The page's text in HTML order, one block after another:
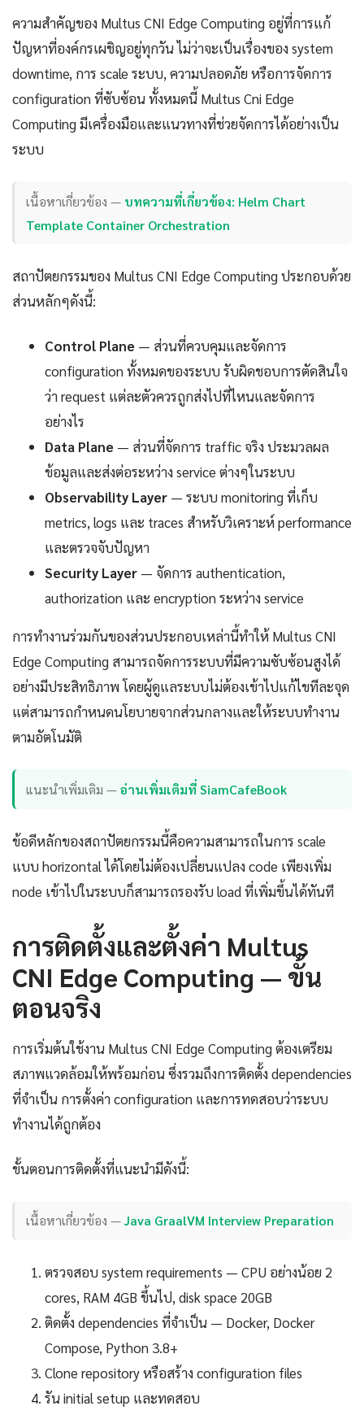
ความสำคัญของ Multus CNI Edge Computing อยู่ที่การแก้
ปัญหาที่องค์กรเผชิญอยู่ทุกวัน ไม่ว่าจะเป็นเรื่องของ system
downtime, การ scale ระบบ, ความปลอดภัย หรือการจัดการ
configuration ที่ซับซ้อน ทั้งหมดนี้ Multus Cni Edge
Computing มีเครื่องมือและแนวทางที่ช่วยจัดการได้อย่างเป็น
ระบบ
เนื้อหาเกี่ยวข้อง — บทความที่เกี่ยวข้อง: Helm Chart
Template Container Orchestration
สถาปัตยกรรมของ Multus CNI Edge Computing ประกอบด้วย
ส่วนหลักๆดังนี้:
Control Plane — ส่วนที่ควบคุมและจัดการ
configuration ทั้งหมดของระบบ รับผิดชอบการตัดสินใจ
ว่า request แต่ละตัวควรถูกส่งไปที่ไหนและจัดการ
อย่างไร
Data Plane — ส่วนที่จัดการ traffic จริง ประมวลผล
ข้อมูลและส่งต่อระหว่าง service ต่างๆในระบบ
Observability Layer — ระบบ monitoring ที่เก็บ
metrics, logs และ traces สำหรับวิเคราะห์ performance
และตรวจจับปัญหา
Security Layer — จัดการ authentication,
authorization และ encryption ระหว่าง service
การทำงานร่วมกันของส่วนประกอบเหล่านี้ทำให้ Multus CNI
Edge Computing สามารถจัดการระบบที่มีความซับซ้อนสูงได้
อย่างมีประสิทธิภาพ โดยผู้ดูแลระบบไม่ต้องเข้าไปแก้ไขทีละจุด
แต่สามารถกำหนดนโยบายจากส่วนกลางและให้ระบบทำงาน
ตามอัตโนมัติ
แนะนำเพิ่มเติม —อ่านเพิ่มเติมที่ SiamCafeBook
ข้อดีหลักของสถาปัตยกรรมนี้คือความสามารถในการ scale
แบบ horizontal ได้โดยไม่ต้องเปลี่ยนแปลง code เพียงเพิ่ม
node เข้าไปในระบบก็สามารถรองรับ load ที่เพิ่มขึ้นได้ทันที
การติดตั้งและตั้งค่า Multus
CNI Edge Computing — ขั้น
ตอนจริง
การเริ่มต้นใช้งาน Multus CNI Edge Computing ต้องเตรียม
สภาพแวดล้อมให้พร้อมก่อน ซึ่งรวมถึงการติดตั้ง dependencies
ที่จำเป็น การตั้งค่า configuration และการทดสอบว่าระบบ
ทำงานได้ถูกต้อง
ขั้นตอนการติดตั้งที่แนะนำมีดังนี้:
เนื้อหาเกี่ยวข้อง —Java GraalVM Interview Preparation
ตรวจสอบ system requirements — CPU อย่างน้อย 2
cores, RAM 4GB ขึ้นไป, disk space 20GB
ติดตั้ง dependencies ที่จำเป็น — Docker, Docker
Compose, Python 3.8+
Clone repository หรือสร้าง configuration files
รัน initial setup และทดสอบ